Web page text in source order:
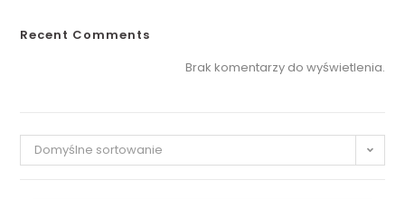
Recent Comments
Brak komentarzy do wyświetlenia.
Domyślne sortowanie